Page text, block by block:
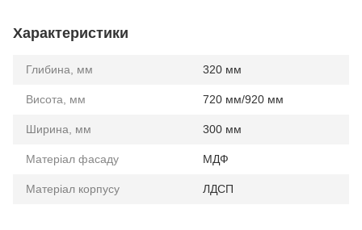
Характеристики
Глибина, мм 320 мм
Висота, мм 720 мм/920 мм
Ширина, мм 300 мм
Матеріал фасаду МДФ
Матеріал корпусу ЛДСП